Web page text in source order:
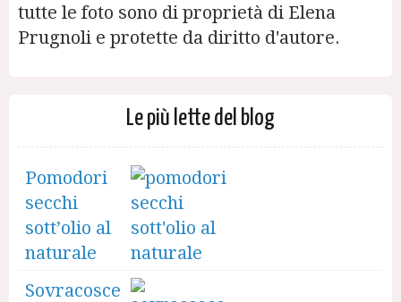
tutte le foto sono di proprietà di Elena
Prugnoli e protette da diritto d'autore.
Le più lette del blog
Pomodori
secchi
sott’olio al
naturale
Sovracosce